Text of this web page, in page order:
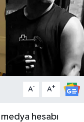
A- A+
hesabı